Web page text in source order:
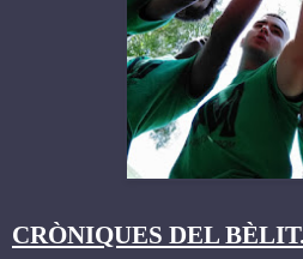
CRÒNIQUES DEL